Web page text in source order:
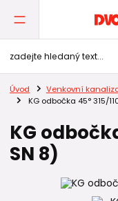
Úvod Venkovní
KG odbočka 45° 315/
KG
SN 8)